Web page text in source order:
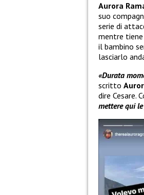
Aurora
suo
serie di
mentre
il bambino
lasciarlo
«Durata
scritto
dire Cesare.
mettere qui